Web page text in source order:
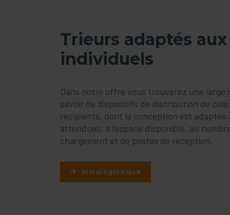
Trieurs adaptés
individuels
Dans notre offre vous trouverez une large
savoir de dispositifs de distribution de
récipients, dont la conception est adaptée
attendues, à l’espace disponible, au
chargement et de postes de réception.
Intralogistique